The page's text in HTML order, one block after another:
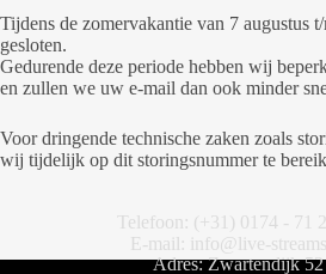
Tijdens de zomervakantie van 7 augustus
gesloten.
Gedurende deze periode hebben wij
en zullen we uw e-mail dan ook minder
Voor dringende technische zaken zoals
wij tijdelijk op dit storingsnummer te
Telefoon: (+31) 0174 - 71
E-mail: info@live-
Adres: Zwartendijk 52